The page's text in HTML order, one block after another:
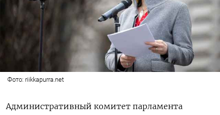
Фото: riikkapurra.net
Административный комитет парламента